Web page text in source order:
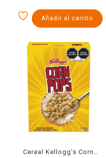
Añadir al carrito
Cereal Kellogg’s Corn